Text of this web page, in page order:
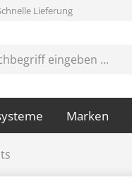
Lieferung
Marken